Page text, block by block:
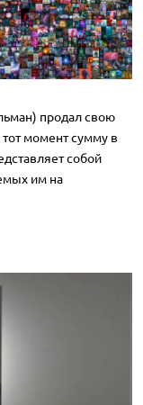
продал свою
момент сумму в
собой
им на